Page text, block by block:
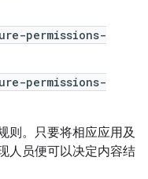
permissions-
permissions-
则。只要将相应应用及
人员便可以决定内容结